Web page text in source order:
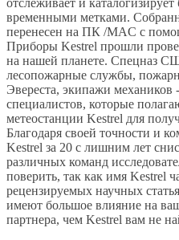
временными метками.
перенесен на ПК /MAC с
Приборы Kestrel прошли
на нашей планете. Спецназ
лесопожарные службы,
Эвереста, экипажи механиков
специалистов, которые
метеостанции Kestrel для
Благодаря своей точности и
Kestrel за 20 с лишним лет
различных команд
поверить, так как имя Kestrel
рецензируемых научных
имеют большое влияние на
партнера, чем Kestrel вам не